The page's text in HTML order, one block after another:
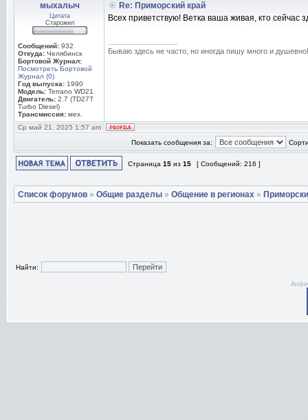
мыхалыч
Цитата
Старожил
Сообщений: 932
Откуда: Челябинск
Бортовой Журнал:
Посмотреть Бортовой
Журнал (0)
Год выпуска: 1990
Модель: Terrano WD21
Двигатель: 2.7 (TD27T
Turbo Diesel)
Трансмиссия: мех.
Re: Приморский край
Всех приветствую! Ветка ваша живая, кто сейчас
Бываю здесь не часто, но иногда пишу много и
Ср май 21, 2025 1:57 am
Показать сообщения за:
Страница 15 из 15 [ Сообщений: 216 ]
Список форумов » Общие разделы » Общение в регионах »
Найти: